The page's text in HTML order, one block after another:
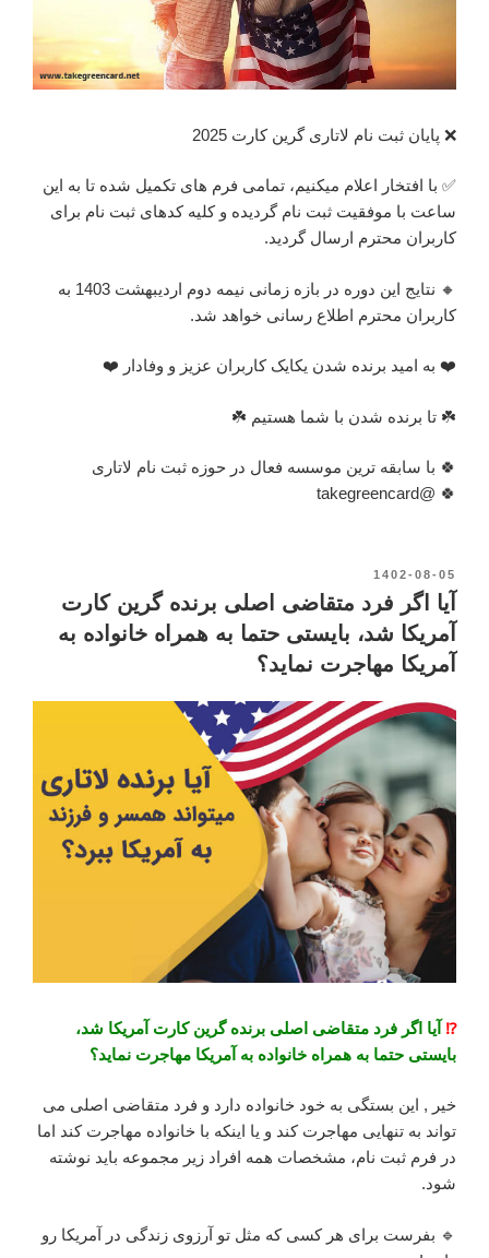
❌ پایان ثبت نام لاتاری گرین کارت 2025
✅ با افتخار اعلام میکنیم، تمامی فرم های تکمیل شده تا به این
ساعت با موفقیت ثبت نام گردیده و کلیه کدهای ثبت نام برای
کاربران محترم ارسال گردید.
🔸 نتایج این دوره در بازه زمانی نیمه دوم اردیبهشت 1403 به
کاربران محترم اطلاع رسانی خواهد شد.
❤️ به امید برنده شدن یکایک کاربران عزیز و وفادار ❤️
☘️ تا برنده شدن با شما هستیم ☘️
🍀 با سابقه ترین موسسه فعال در حوزه ثبت نام لاتاری
🍀 @takegreencard
نوشته‌شده
در
1402-08-05
آیا اگر فرد متقاضی اصلی برنده گرین کارت
آمریکا شد، بایستی حتما به همراه خانواده به
آمریکا مهاجرت نماید؟
⁉️ آیا اگر فرد متقاضی اصلی برنده گرین کارت آمریکا شد،
بایستی حتما به همراه خانواده به آمریکا مهاجرت نماید؟
خیر , این بستگی به خود خانواده دارد و فرد متقاضی اصلی می
تواند به تنهایی مهاجرت کند و یا اینکه با خانواده مهاجرت کند اما
در فرم ثبت نام، مشخصات همه افراد زیر مجموعه باید نوشته
شود.
🔹 بفرست برای هر کسی که مثل تو آرزوی زندگی در آمریکا رو